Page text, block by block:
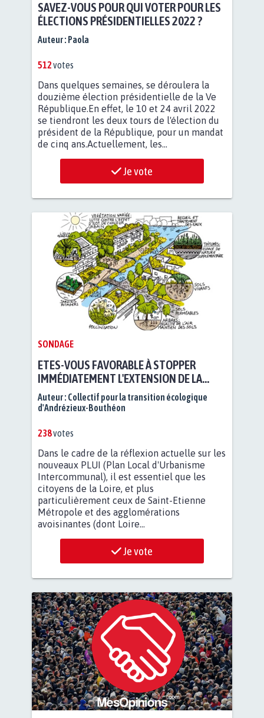
SAVEZ-VOUS POUR QUI VOTER POUR LES
ÉLECTIONS PRÉSIDENTIELLES 2022 ?
Auteur : Paola
512votes
Dans quelques semaines, se déroulera la
douzième élection présidentielle de la Ve
République.En effet, le 10 et 24 avril 2022
se tiendront les deux tours de l'élection du
président de la République, pour un mandat
de cinq ans.Actuellement, les...
Je vote
SONDAGE
ETES-VOUS FAVORABLE À STOPPER
IMMÉDIATEMENT L'EXTENSION DE LA
BÉTONISATION DES SOLS AGRICOLES OU
FORESTIERS DANS LA LOIRE ?
Auteur : Collectif pour la transition écologique
d'Andrézieux-Bouthéon
238votes
Dans le cadre de la réflexion actuelle sur les
nouveaux PLUI (Plan Local d'Urbanisme
Intercommunal), il est essentiel que les
citoyens de la Loire, et plus
particulièrement ceux de Saint-Etienne
Métropole et des agglomérations
avoisinantes (dont Loire...
Je vote